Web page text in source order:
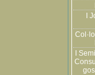
I
I